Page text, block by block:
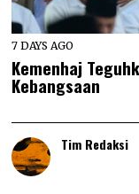
7 DAYS AGO
Kemenhaj
Kebangsaan
Tim Redaksi